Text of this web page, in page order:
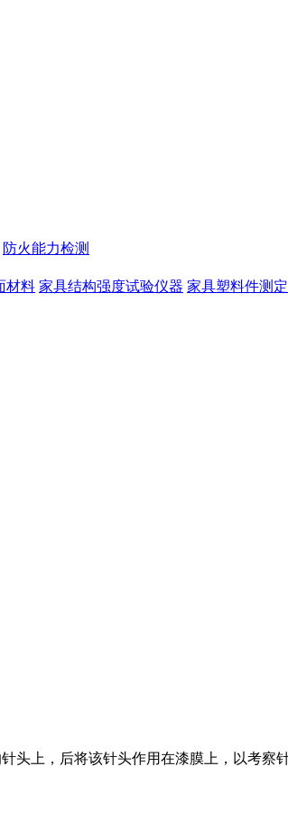
防火能力检测
材料 家具结构强度试验仪器 家具塑料件测
头上，后将该针头作用在漆膜上，以考察